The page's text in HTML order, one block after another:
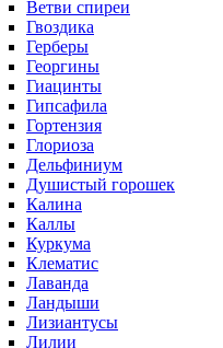
Ветви спиреи
Гвоздика
Герберы
Георгины
Гиацинты
Гипсафила
Гортензия
Глориоза
Дельфиниум
Душистый горошек
Калина
Каллы
Куркума
Клематис
Лаванда
Ландыши
Лизиантусы
Лилии